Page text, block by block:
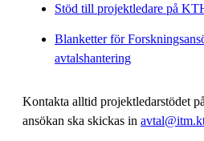
Stöd till projektledare på
Blanketter för
avtalshantering
Kontakta alltid projektledarstödet
ansökan ska skickas in